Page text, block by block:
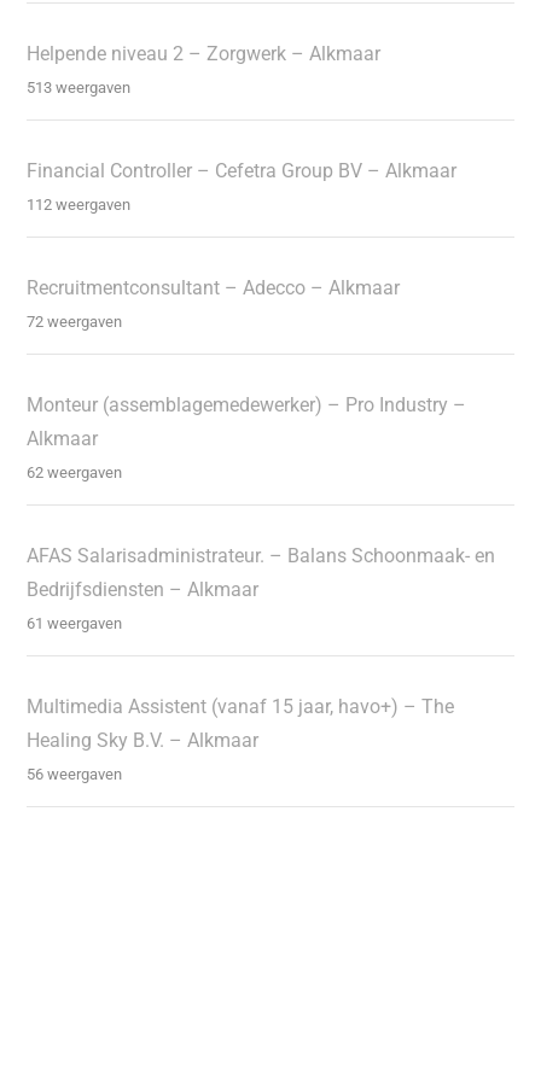
Helpende niveau 2 – Zorgwerk – Alkmaar
513 weergaven
Financial Controller – Cefetra Group BV – Alkmaar
112 weergaven
Recruitmentconsultant – Adecco – Alkmaar
72 weergaven
Monteur (assemblagemedewerker) – Pro Industry –
Alkmaar
62 weergaven
AFAS Salarisadministrateur. – Balans Schoonmaak- en
Bedrijfsdiensten – Alkmaar
61 weergaven
Multimedia Assistent (vanaf 15 jaar, havo+) – The
Healing Sky B.V. – Alkmaar
56 weergaven